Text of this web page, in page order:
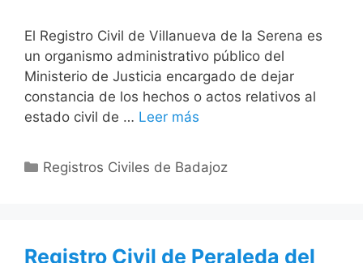
El Registro Civil de Villanueva de la Serena es
un organismo administrativo público del
Ministerio de Justicia encargado de dejar
constancia de los hechos o actos relativos al
estado civil de … Leer más
Categorías
Registros Civiles de Badajoz
Registro Civil de Peraleda del